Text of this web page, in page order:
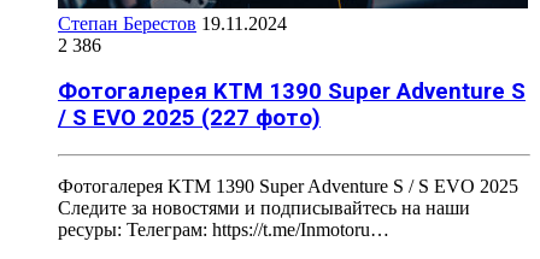
Степан Берестов 19.11.2024
2 386
Фотогалерея KTM 1390 Super Adventure S
/ S EVO 2025 (227 фото)
Фотогалерея KTM 1390 Super Adventure S / S EVO 2025
Следите за новостями и подписывайтесь на наши
ресуры: Телеграм: https://t.me/Inmotoru…